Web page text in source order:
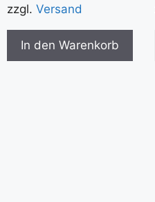
zzgl. Versand
In den Warenkorb